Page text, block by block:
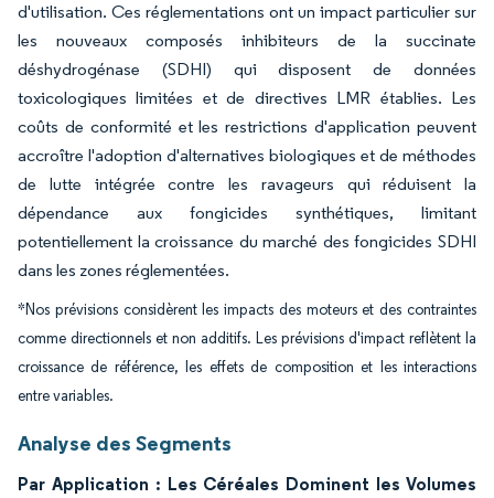
d'utilisation. Ces réglementations ont un impact particulier sur
les nouveaux composés inhibiteurs de la succinate
déshydrogénase (SDHI) qui disposent de données
toxicologiques limitées et de directives LMR établies. Les
coûts de conformité et les restrictions d'application peuvent
accroître l'adoption d'alternatives biologiques et de méthodes
de lutte intégrée contre les ravageurs qui réduisent la
dépendance aux fongicides synthétiques, limitant
potentiellement la croissance du marché des fongicides SDHI
dans les zones réglementées.
*Nos prévisions considèrent les impacts des moteurs et des contraintes
comme directionnels et non additifs. Les prévisions d'impact reflètent la
croissance de référence, les effets de composition et les interactions
entre variables.
Analyse des Segments
Par Application : Les Céréales Dominent les Volumes